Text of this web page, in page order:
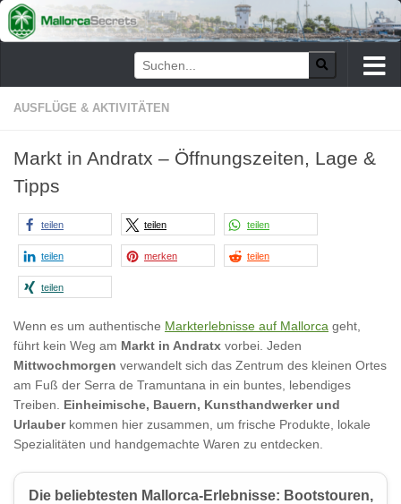
Zum Inhalt springen
AUSFLÜGE & AKTIVITÄTEN
Markt in Andratx – Öffnungszeiten, Lage &
Tipps
teilen teilen teilen
teilen merken teilen
teilen
Wenn es um authentische Markterlebnisse auf Mallorca geht,
führt kein Weg am Markt in Andratx vorbei. Jeden
Mittwochmorgen verwandelt sich das Zentrum des kleinen Ortes
am Fuß der Serra de Tramuntana in ein buntes, lebendiges
Treiben. Einheimische, Bauern, Kunsthandwerker und
Urlauberkommen hier zusammen, um frische Produkte, lokale
Spezialitäten und handgemachte Waren zu entdecken.
Die beliebtesten Mallorca-Erlebnisse: Bootstouren,